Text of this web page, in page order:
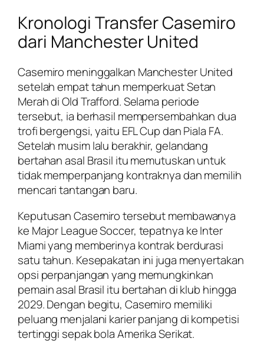
Kronologi Transfer Casemiro
dari Manchester United
Casemiro meninggalkan Manchester United
setelah empat tahun memperkuat Setan
Merah di Old Trafford. Selama periode
tersebut, ia berhasil mempersembahkan dua
trofi bergengsi, yaitu EFL Cup dan Piala FA.
Setelah musim lalu berakhir, gelandang
bertahan asal Brasil itu memutuskan untuk
tidak memperpanjang kontraknya dan memilih
mencari tantangan baru.
Keputusan Casemiro tersebut membawanya
ke Major League Soccer, tepatnya ke Inter
Miami yang memberinya kontrak berdurasi
satu tahun. Kesepakatan ini juga menyertakan
opsi perpanjangan yang memungkinkan
pemain asal Brasil itu bertahan di klub hingga
2029. Dengan begitu, Casemiro memiliki
peluang menjalani karier panjang di kompetisi
tertinggi sepak bola Amerika Serikat.